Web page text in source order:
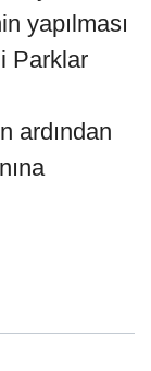
yapılması
Parklar
ardından